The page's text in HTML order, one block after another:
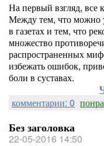
На первый взгляд, все
Между тем, что можно
в газетах и тем, что
множество
распространенных
избежать ошибок,
боли в суставах.
комментарии: 0
Без заголовка
22-05-2016 14:50